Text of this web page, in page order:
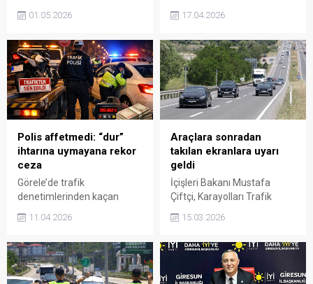
uzaklaştırılan Görele
Dede hakkında mahkeme
kararını verdi. Dosyada hem
sanık hem de yakınlarıyla
ilgili dikkat çeken hükümler
açıklandı.
01.05.2026
yapıldı. Tarım ekipleri,
yüksek cezalar
uygulanabileceğini açıkladı.
17.04.2026
Polis affetmedi: “dur”
ihtarına uymayana rekor
ceza
Görele’de trafik
denetimlerinden kaçan
dikkat çekti. Polis ekiplerinin
sürücüye toplam
yüzbinlerce liralık ceza
uygulanırken, denetimlerin
11.04.2026
Araçlara sonradan
takılan ekranlara uyarı
geldi
İçişleri Bakanı Mustafa
Çiftçi, Karayolları Trafik
değişikliklerin ardından
sistemleriyle ilgili önemli
uyarılarda bulundu. Bakan
Çiftçi, sürücünün dikkatini
15.03.2026